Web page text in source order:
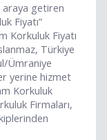
araya getiren
Fiyatı”
Korkuluk Fiyatı
Türkiye
Ümraniye
yerine hizmet
Korkuluk
Firmaları,